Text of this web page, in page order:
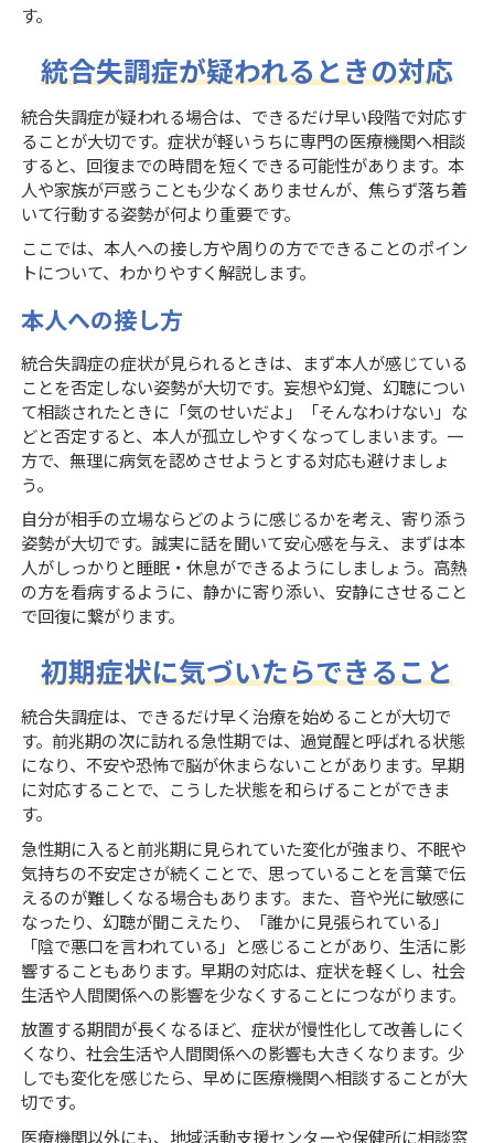
す。
統合失調症が疑われるときの対応
統合失調症が疑われる場合は、できるだけ早い段階で対応す
ることが大切です。症状が軽いうちに専門の医療機関へ相談
すると、回復までの時間を短くできる可能性があります。本
人や家族が戸惑うことも少なくありませんが、焦らず落ち着
いて行動する姿勢が何より重要です。
ここでは、本人への接し方や周りの方でできることのポイン
トについて、わかりやすく解説します。
本人への接し方
統合失調症の症状が見られるときは、まず本人が感じている
ことを否定しない姿勢が大切です。妄想や幻覚、幻聴につい
て相談されたときに「気のせいだよ」「そんなわけない」な
どと否定すると、本人が孤立しやすくなってしまいます。一
方で、無理に病気を認めさせようとする対応も避けましょ
う。
自分が相手の立場ならどのように感じるかを考え、寄り添う
姿勢が大切です。誠実に話を聞いて安心感を与え、まずは本
人がしっかりと睡眠・休息ができるようにしましょう。高熱
の方を看病するように、静かに寄り添い、安静にさせること
で回復に繋がります。
初期症状に気づいたらできること
統合失調症は、できるだけ早く治療を始めることが大切で
す。前兆期の次に訪れる急性期では、過覚醒と呼ばれる状態
になり、不安や恐怖で脳が休まらないことがあります。早期
に対応することで、こうした状態を和らげることができま
す。
急性期に入ると前兆期に見られていた変化が強まり、不眠や
気持ちの不安定さが続くことで、思っていることを言葉で伝
えるのが難しくなる場合もあります。また、音や光に敏感に
なったり、幻聴が聞こえたり、「誰かに見張られている」
「陰で悪口を言われている」と感じることがあり、生活に影
響することもあります。早期の対応は、症状を軽くし、社会
生活や人間関係への影響を少なくすることにつながります。
放置する期間が長くなるほど、症状が慢性化して改善しにく
くなり、社会生活や人間関係への影響も大きくなります。少
しでも変化を感じたら、早めに医療機関へ相談することが大
切です。
医療機関以外にも、地域活動支援センターや保健所に相談窓